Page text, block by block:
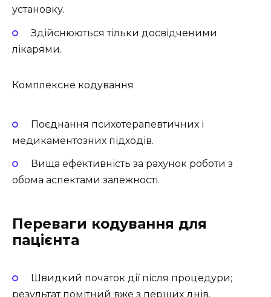
установку.
Здійснюються тільки досвідченими
лікарями.
Комплексне кодування
Поєднання психотерапевтичних і
медикаментозних підходів.
Вища ефективність за рахунок роботи з
обома аспектами залежності.
Переваги кодування для
пацієнта
Швидкий початок дії після процедури;
результат помітний вже з перших днів.